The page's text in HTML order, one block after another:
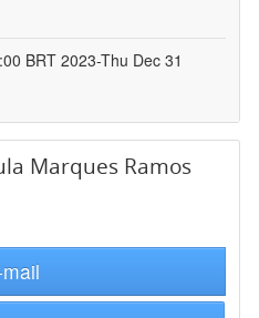
BRT 2023-Thu Dec 31
Marques Ramos